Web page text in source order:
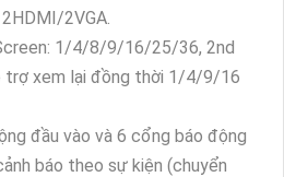
2VGA.
1/4/8/9/16/25/36, 2nd
xem lại đồng thời 1/4/9/16
đầu vào và 6 cổng báo động
báo theo sự kiện (chuyển